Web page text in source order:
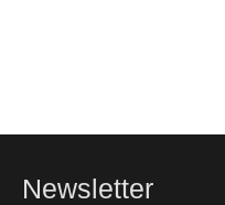
Newsletter